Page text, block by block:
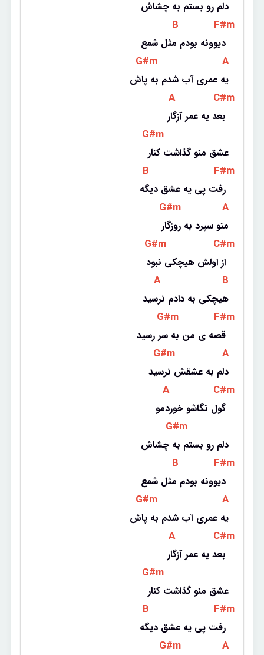
دلم رو بستم به چشاش
B F#m
دیوونه بودم مثل شمع
G#m A
یه عمری آب شدم به پاش
A C#m
G#m
عشق منو گذاشت کنار
B F#m
رفت پی یه عشق دیگه
G#m A
منو سپرد به روزگار
G#m C#m
از اولش هیچکی نبود
A B
هیچکی به دادم نرسید
G#m F#m
قصه ی من به سر رسید
G#m A
دلم به عشقش نرسید
A C#m
گول نگاشو خوردمو
G#m
دلم رو بستم به چشاش
B F#m
دیوونه بودم مثل شمع
G#m A
یه عمری آب شدم به پاش
A C#m
G#m
عشق منو گذاشت کنار
B F#m
رفت پی یه عشق دیگه
G#m A